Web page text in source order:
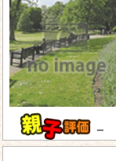
－